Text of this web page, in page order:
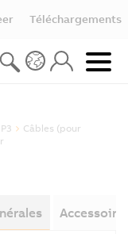
Téléchargements
Câbles (pour